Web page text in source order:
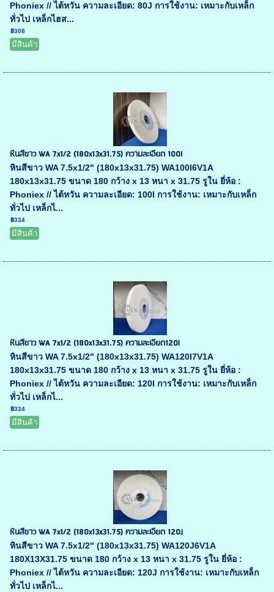
Phoniex // ไต้หวัน ความละเอียด: 80J การใช้งาน: เหมาะกับเหล็ก
ทั่วไป เหล็กไฮส...
฿308
มีสินค้า
หินสีขาว WA 7x1/2 (180x13x31.75) ความละเอียด 100I
หินสีขาว WA 7.5x1/2" (180x13x31.75) WA100I6V1A
180x13x31.75 ขนาด 180 กว้าง x 13 หนา x 31.75 รูใน ยี่ห้อ :
Phoniex // ไต้หวัน ความละเอียด: 100I การใช้งาน: เหมาะกับเหล็ก
ทั่วไป เหล็กไ...
฿334
มีสินค้า
หินสีขาว WA 7x1/2 (180x13x31.75) ความละเอียด120l
หินสีขาว WA 7.5x1/2" (180x13x31.75) WA120I7V1A
180x13x31.75 ขนาด 180 กว้าง x 13 หนา x 31.75 รูใน ยี่ห้อ :
Phoniex // ไต้หวัน ความละเอียด: 120I การใช้งาน: เหมาะกับเหล็ก
ทั่วไป เหล็กไ...
฿334
มีสินค้า
หินสีขาว WA 7x1/2 (180x13x31.75) ความละเอียด 120J
หินสีขาว WA 7.5x1/2" (180x13x31.75) WA120J6V1A
180X13X31.75 ขนาด 180 กว้าง x 13 หนา x 31.75 รูใน ยี่ห้อ :
Phoniex // ไต้หวัน ความละเอียด: 120J การใช้งาน: เหมาะกับเหล็ก
ทั่วไป เหล็กไ...